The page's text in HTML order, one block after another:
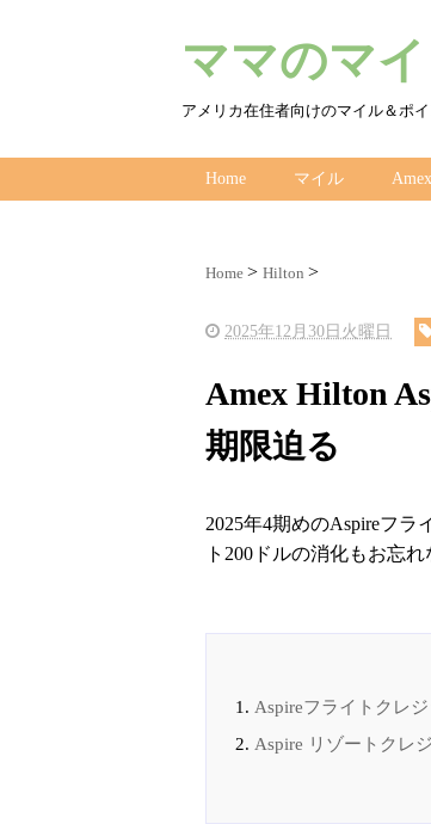
ママのマ
アメリカ在住者向けのマイル＆ポ
Home マイル Amex
Home Hilton
2025年12月30日火曜日
Amex Hilton
期限迫る
2025年4期めのAspireフ
ト200ドルの消化もお忘れ
Aspireフライトクレジ
Aspire リゾートクレ